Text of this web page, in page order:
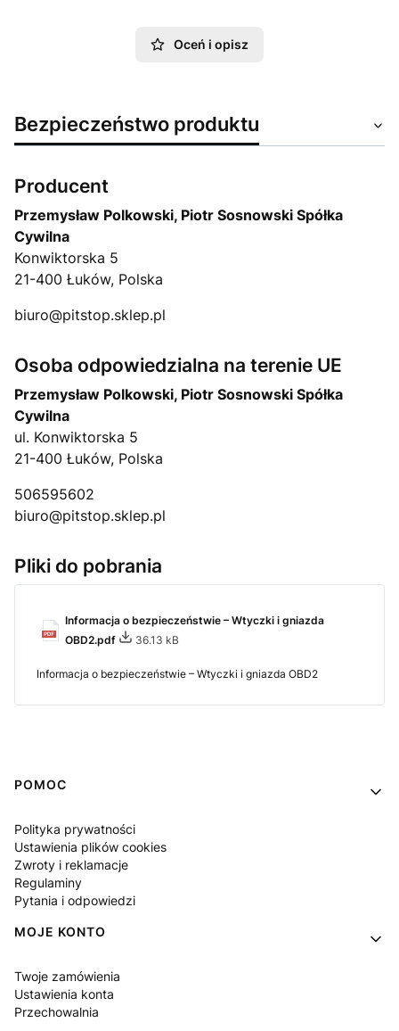
Oceń i opisz
Bezpieczeństwo produktu
Producent
Przemysław Polkowski, Piotr Sosnowski Spółka
Cywilna
Konwiktorska 5
21-400 Łuków, Polska
biuro@pitstop.sklep.pl
Osoba odpowiedzialna na terenie UE
Przemysław Polkowski, Piotr Sosnowski Spółka
Cywilna
ul. Konwiktorska 5
21-400 Łuków, Polska
506595602
biuro@pitstop.sklep.pl
Pliki do pobrania
Informacja o bezpieczeństwie – Wtyczki i gniazda
OBD2.pdf
36.13 kB
Informacja o bezpieczeństwie – Wtyczki i gniazda OBD2
Linki w stopce
POMOC
Polityka prywatności
Ustawienia plików cookies
Zwroty i reklamacje
Regulaminy
Pytania i odpowiedzi
MOJE KONTO
Twoje zamówienia
Ustawienia konta
Przechowalnia